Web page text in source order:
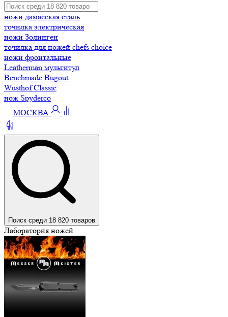
ножи дамасская сталь
точилка электрическая
ножи Золинген
точилка для ножей chefs choice
ножи фронтальные
Leatherman мультитул
Benchmade Bugout
Wüsthof Classic
нож Spyderco
МОСКВА
Поиск среди 18 820 товаров
Лаборатория ножей